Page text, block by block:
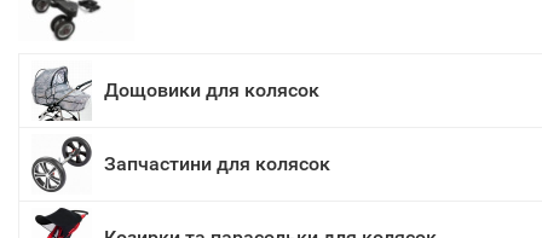
Дощовики для колясок
Запчастини для колясок